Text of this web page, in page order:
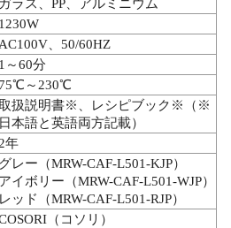
ガラス、PP、アルミニウム
1230W
AC100V、50/60HZ
1～60分
75℃～230℃
扱説明書※、レシピブック※（※
日本語と英語両方記載）
2年
グレー（MRW-CAF-L501-KJP）
アイボリー（MRW-CAF-L501-WJP）
レッド（MRW-CAF-L501-RJP）
（コソリ）